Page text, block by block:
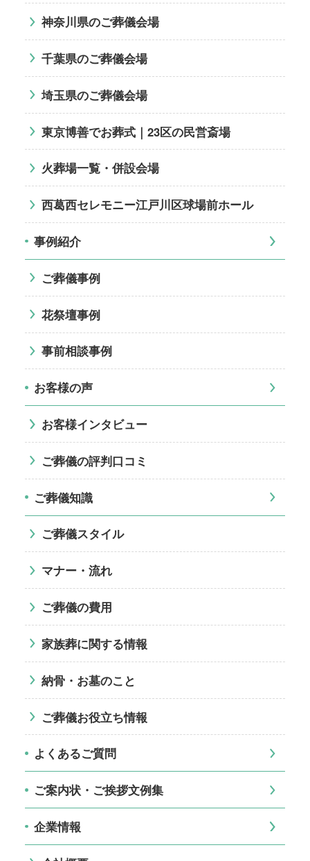
神奈川県のご葬儀会場
千葉県のご葬儀会場
埼玉県のご葬儀会場
東京博善でお葬式｜23区の民営斎場
火葬場一覧・併設会場
西葛西セレモニー江戸川区球場前ホール
事例紹介
ご葬儀事例
花祭壇事例
事前相談事例
お客様の声
お客様インタビュー
ご葬儀の評判口コミ
ご葬儀知識
ご葬儀スタイル
マナー・流れ
ご葬儀の費用
家族葬に関する情報
納骨・お墓のこと
ご葬儀お役立ち情報
よくあるご質問
ご案内状・ご挨拶文例集
企業情報